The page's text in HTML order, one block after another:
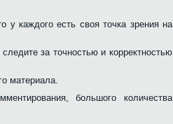
у каждого есть своя точка зрения на
за точностью и корректностью
материала.
большого количества